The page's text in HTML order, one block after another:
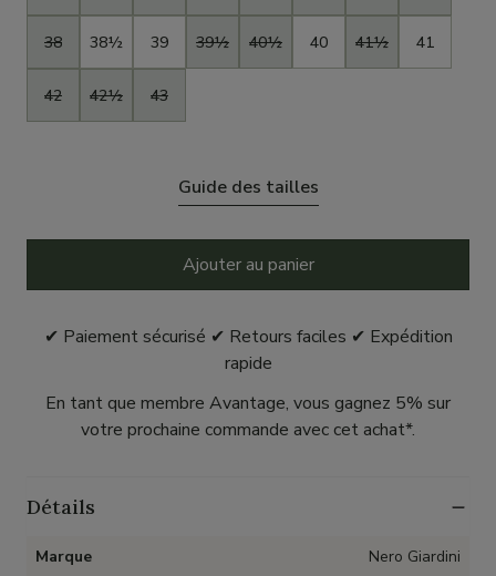
38 38½ 39 39½ 40½ 40 41½ 41
42 42½ 43
Guide des tailles
Ajouter au panier
✔ Paiement sécurisé ✔ Retours faciles ✔ Expédition
rapide
En tant que membre Avantage, vous gagnez 5% sur
votre prochaine commande avec cet achat*.
Détails
Marque Nero Giardini